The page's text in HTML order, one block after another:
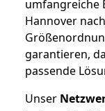
umfangreiche
Hannover
garantieren,
passende
Unser